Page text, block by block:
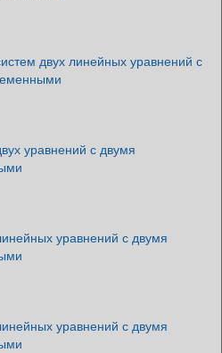
двух линейных уравнений с
уравнений с двумя
уравнений с двумя
уравнений с двумя